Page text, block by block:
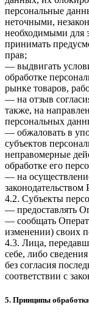
персональные
неточными,
необходимыми для
принимать
прав;
— выдвигать
обработке
рынке товаров,
— на отзыв
также, на
персональных
— обжаловать в
субъектов
неправомерные
обработке его
— на
законодательством
4.2. Субъекты
— предоставлять
— сообщать
изменении) своих
4.3. Лица,
себе, либо
без согласия
соответствии с
5. Принципы